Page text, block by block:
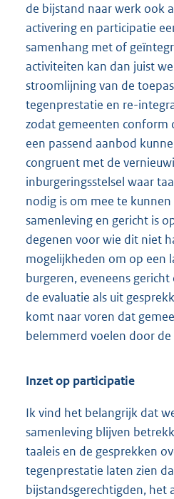
de bijstand naar werk ook
activering en participatie
samenhang met of
activiteiten kan dan juist
stroomlijning van de
tegenprestatie en re-
zodat gemeenten conform
een passend aanbod
congruent met de
inburgeringsstelsel waar
nodig is om mee te
samenleving en gericht is
degenen voor wie dit niet
mogelijkheden om op een
burgeren, eveneens
de evaluatie als uit
komt naar voren dat
belemmerd voelen door
Inzet op participatie
Ik vind het belangrijk dat
samenleving blijven
taaleis en de gesprekken
tegenprestatie laten zien
bijstandsgerechtigden, het